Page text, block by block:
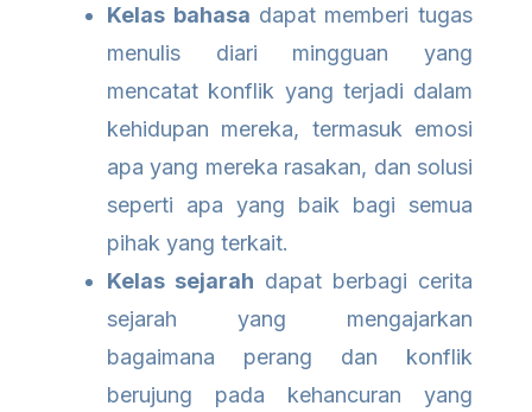
Kelas bahasa dapat memberi tugas
menulis diari mingguan yang
mencatat konflik yang terjadi dalam
kehidupan mereka, termasuk emosi
apa yang mereka rasakan, dan solusi
seperti apa yang baik bagi semua
pihak yang terkait.
Kelas sejarah dapat berbagi cerita
sejarah yang mengajarkan
bagaimana perang dan konflik
berujung pada kehancuran yang